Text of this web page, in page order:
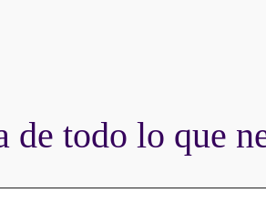
todo lo que